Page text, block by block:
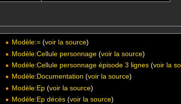
Modèle:=(voir la source)
Modèle:Cellule personnage(voir la source)
Modèle:Cellule personnage épisode 3 lignes(voir la
Modèle:Documentation (voir la source)
Modèle:Ep(voir la source)
Modèle:Ep décès(voir la source)